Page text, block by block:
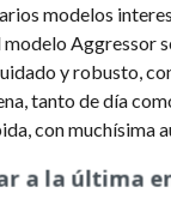
modelos
Aggressor
y robusto,
tanto de día
con muchísima
limitados a
a la última